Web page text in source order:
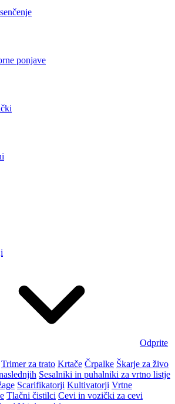
ponjave
Odprite
Trimer za trato Krtače Črpalke Škarje za živo
Sesalniki in puhalniki za vrtno listje
Scarifikatorji Kultivatorji Vrtne
Tlačni čistilci Cevi in vozički za cevi